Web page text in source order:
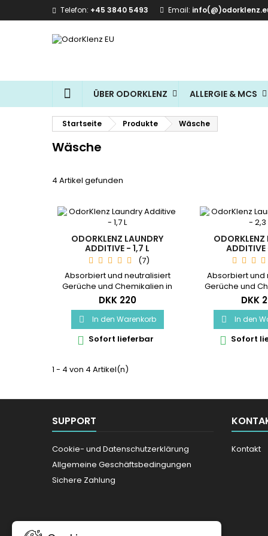
Telefon: +45 3840 5493 Email:
STARTSEITE
ÜBER ODORKLENZ ALLERGIE & MCS
Startseite Produkte Wäsche
Wäsche
4 Artikel gefunden
ODORKLENZ LAUNDRY
ADDITIVE - 1,7 L
(7)
Absorbiert und neutralisiert
Gerüche und Chemikalien in
Ihrer Kleidung Frei von
Duftstoffen Keine anderen
Produkte auf dem Markt
verfügen über diese
fortschrittliche Technologie
Allergy Nordic deklariert Reicht
DKK 220
 In den Warenkorb
 Sofort lieferbar
ODORKLENZ
Absorbiert und
Gerüche und
Ihrer
Duftstoffen
Produkte auf
verfügen
fortschrittliche
Lieferumfang
DKK
 In den
 Sofort
1 - 4 von 4 Artikel(n)
SUPPORT
Cookie- und Datenschutzerklärung
Allgemeine Geschäftsbedingungen
Sichere Zahlung
Kontakt